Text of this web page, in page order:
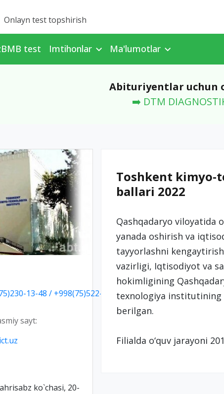
Onlayn test topshirish
test Imtihonlar Ma'lumotlar
Abituriyentlar uchun
➡️ DTM
13-48 / +998(75)522-57-47
sayt:
ko`chasi, 20-
Toshkent
ballari 2022
Qashqadaryo viloyatida
yanada oshirish va
tayyorlashni kengaytirish
vazirligi, Iqtisodiyot va
hokimligining
texnologiya institutining
berilgan.
Filialda o‘quv jarayoni